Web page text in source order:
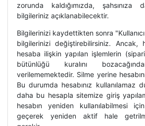
zorunda kaldığımızda,
bilgileriniz açıklanabilecektir.
Bilgilerinizi kaydettikten sonra "Kullanıcı
bilgilerinizi değiştirebilirsiniz. Ancak,
hesaba ilişkin yapılan işlemlerin
bütünlüğü kuralını
verilememektedir. Silme yerine
Bu durumda hesabınız kullanılamaz
daha bu hesapla sitemize giriş
hesabın yeniden kullanılabilmesi
geçerek yeniden aktif hale